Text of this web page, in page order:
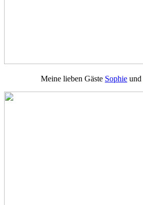
Meine lieben Gäste Sophie und